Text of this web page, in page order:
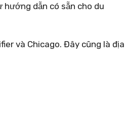
dẫn có sẵn cho du
và Chicago. Đây cũng là địa